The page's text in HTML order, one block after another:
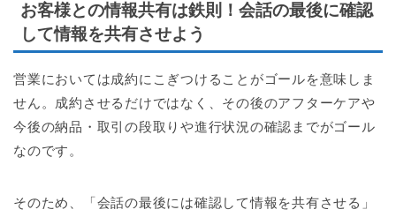
お客様との情報共有は鉄則！会話の最後に確認
して情報を共有させよう
営業においては成約にこぎつけることがゴールを意味しま
せん。成約させるだけではなく、その後のアフターケアや
今後の納品・取引の段取りや進行状況の確認までがゴール
なのです。
そのため、「会話の最後には確認して情報を共有させる」